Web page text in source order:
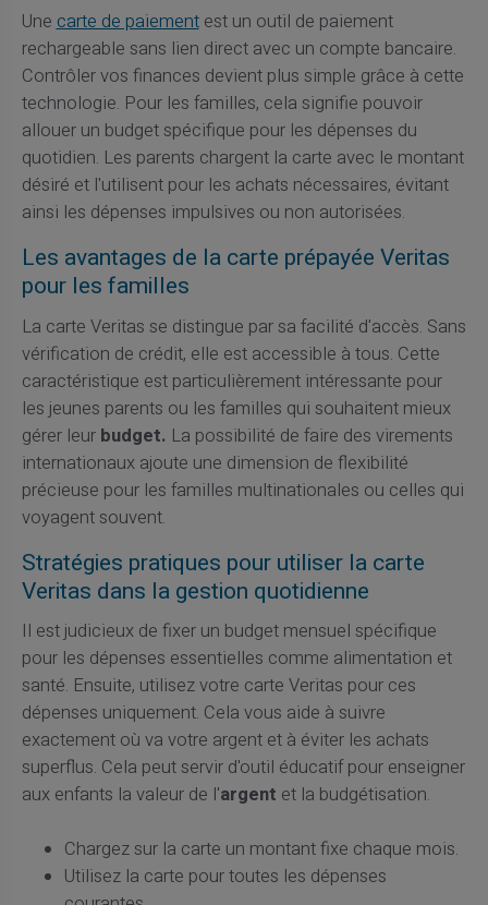
Unecarte de paiementest un outil de paiement
rechargeable sans lien direct avec un compte bancaire.
Contrôler vos finances devient plus simple grâce à cette
technologie. Pour les familles, cela signifie pouvoir
allouer un budget spécifique pour les dépenses du
quotidien. Les parents chargent la carte avec le montant
désiré et l'utilisent pour les achats nécessaires, évitant
ainsi les dépenses impulsives ou non autorisées.
Les avantages de la carte prépayée Veritas
pour les familles
La carte Veritas se distingue par sa facilité d'accès. Sans
vérification de crédit, elle est accessible à tous. Cette
caractéristique est particulièrement intéressante pour
les jeunes parents ou les familles qui souhaitent mieux
gérer leur budget. La possibilité de faire des virements
internationaux ajoute une dimension de flexibilité
précieuse pour les familles multinationales ou celles qui
voyagent souvent.
Stratégies pratiques pour utiliser la carte
Veritas dans la gestion quotidienne
Il est judicieux de fixer un budget mensuel spécifique
pour les dépenses essentielles comme alimentation et
santé. Ensuite, utilisez votre carte Veritas pour ces
dépenses uniquement. Cela vous aide à suivre
exactement où va votre argent et à éviter les achats
superflus. Cela peut servir d'outil éducatif pour enseigner
aux enfants la valeur de l'argent et la budgétisation.
Chargez sur la carte un montant fixe chaque mois.
Utilisez la carte pour toutes les dépenses